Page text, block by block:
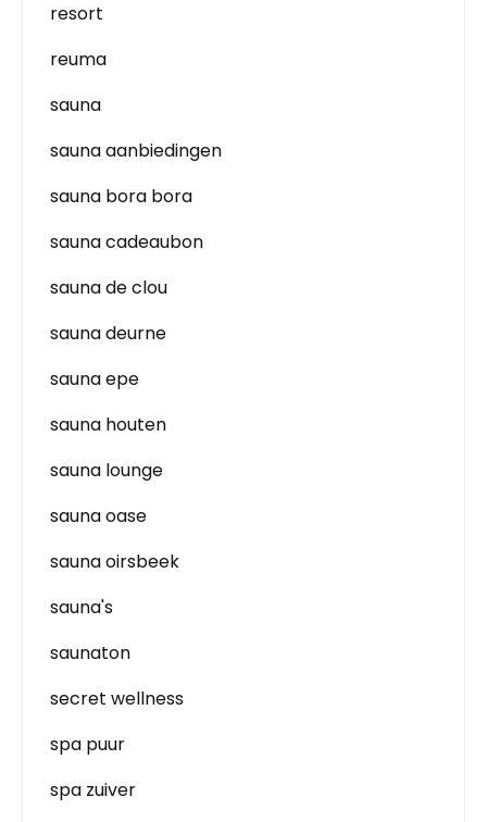
resort
reuma
sauna
sauna aanbiedingen
sauna bora bora
sauna cadeaubon
sauna de clou
sauna deurne
sauna epe
sauna houten
sauna lounge
sauna oase
sauna oirsbeek
sauna's
saunaton
secret wellness
spa puur
spa zuiver